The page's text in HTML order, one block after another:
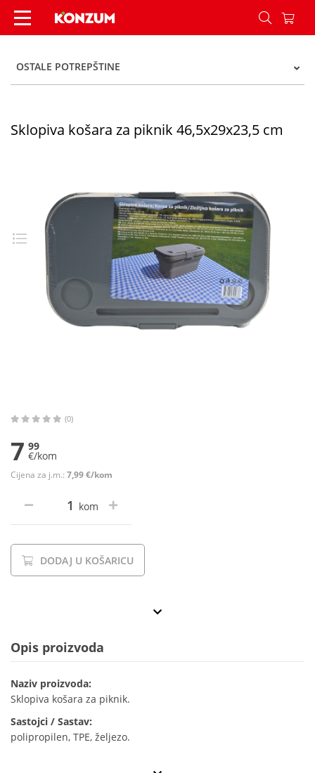
Sklopiva košara za piknik 46,5x29x23,5 cm -
OSTALE POTREPŠTINE
Sklopiva košara za piknik 46,5x29x23,5 cm
(0)
7 99
€/kom
Cijena za j.m.: 7,99 €/kom
kom
DODAJ U KOŠARICU
Opis proizvoda
Naziv proizvoda:
Sklopiva košara za piknik.
Sastojci / Sastav:
polipropilen, TPE, željezo.